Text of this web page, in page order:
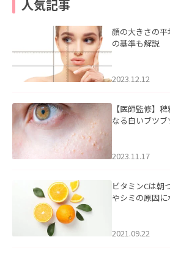
人気記事
顔の大きさの
の基準も解説
2023.12.12
【医師監修】
なる白いブツ
2023.11.17
ビタミンCは朝
やシミの原因に
2021.09.22